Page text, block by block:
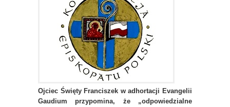
Ojciec Święty Franciszek w adhortacji Evangelii
Gaudium przypomina, że „odpowiedzialne